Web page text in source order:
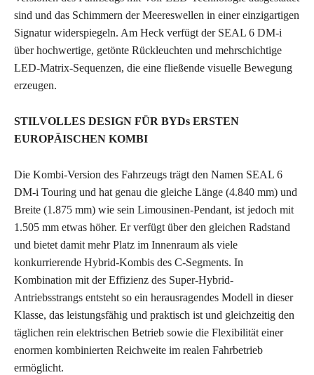
sind und das Schimmern der Meereswellen in einer einzigartigen
Signatur widerspiegeln. Am Heck verfügt der SEAL 6 DM-i
über hochwertige, getönte Rückleuchten und mehrschichtige
LED-Matrix-Sequenzen, die eine fließende visuelle Bewegung
erzeugen.
STILVOLLES DESIGN FÜR BYDs ERSTEN
EUROPÄISCHEN KOMBI
Die Kombi-Version des Fahrzeugs trägt den Namen SEAL 6
DM-i Touring und hat genau die gleiche Länge (4.840 mm) und
Breite (1.875 mm) wie sein Limousinen-Pendant, ist jedoch mit
1.505 mm etwas höher. Er verfügt über den gleichen Radstand
und bietet damit mehr Platz im Innenraum als viele
konkurrierende Hybrid-Kombis des C-Segments. In
Kombination mit der Effizienz des Super-Hybrid-
Antriebsstrangs entsteht so ein herausragendes Modell in dieser
Klasse, das leistungsfähig und praktisch ist und gleichzeitig den
täglichen rein elektrischen Betrieb sowie die Flexibilität einer
enormen kombinierten Reichweite im realen Fahrbetrieb
ermöglicht.